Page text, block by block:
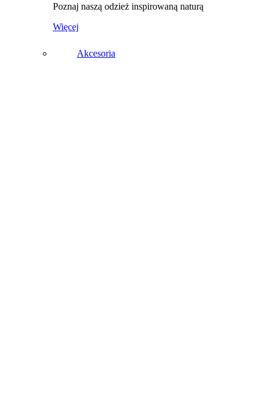
Poznaj naszą odzież inspirowaną naturą
Więcej
Akcesoria